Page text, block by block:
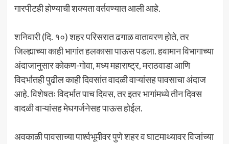
गारपीटही होण्याची शक्यता वर्तवण्यात आली आहे.
शनिवारी (दि. १०) शहर परिसरात ढगाळ वातावरण होते, तर
जिल्ह्याच्या काही भागांत हलकासा पाऊस पडला. हवामान विभागाच्या
अंदाजानुसार कोकण-गोवा, मध्य महाराष्ट्र, मराठवाडा आणि
विदर्भातही पुढील काही दिवसांत वादळी वाऱ्यांसह पावसाचा अंदाज
आहे. विशेषतः विदर्भात पाच दिवस, तर इतर भागांमध्ये तीन दिवस
वादळी वाऱ्यांसह मेघगर्जनेसह पाऊस होईल.
अवकाळी पावसाच्या पार्श्वभूमीवर पुणे शहर व घाटमाथ्यावर विजांच्या